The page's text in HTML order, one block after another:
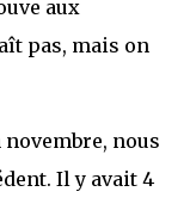
aux
pas, mais on
nous
Il y avait 4